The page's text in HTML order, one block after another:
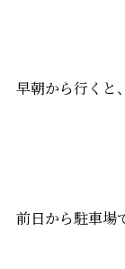
早朝から行くと
前日から駐車場